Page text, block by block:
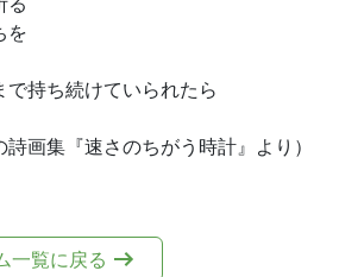
を
持ち続けていられたら
画集『速さのちがう時計』より）
一覧に戻る